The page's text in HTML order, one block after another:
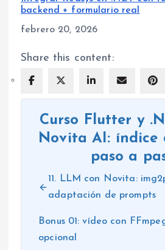
backend + formulario real
Fecha
febrero 20, 2026
Share this content:
Curso Flutter y
Novita AI: índice
paso a
11. LLM con Novita:
adaptación de prompts
Bonus 01: vídeo con
opcional